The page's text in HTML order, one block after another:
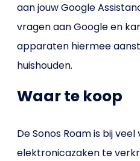
aan jouw Google
vragen aan Google en
apparaten hiermee
huishouden.
Waar te koop
De Sonos Roam is bij
elektronicazaken te